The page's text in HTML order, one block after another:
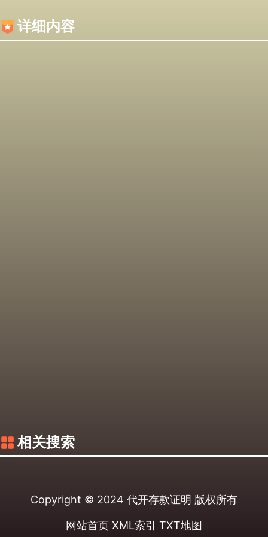
详细内容
相关搜索
Copyright © 2024 代开存款证明 版权所有
网站首页 XML索引 TXT地图